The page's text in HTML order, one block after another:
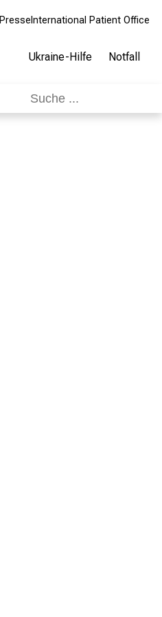
Presse International Patient Office
Ukraine-Hilfe Notfall